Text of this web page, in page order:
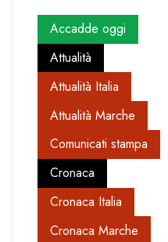
Accadde oggi
Attualità
Attualità Italia
Attualità Marche
Comunicati stampa
Cronaca
Cronaca Italia
Cronaca Marche